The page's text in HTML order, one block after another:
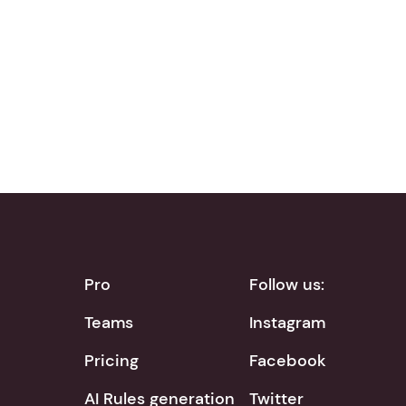
Pro
Teams
Pricing
AI Rules generation
Follow us:
Instagram
Facebook
Twitter